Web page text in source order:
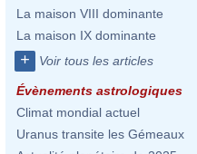
La maison VIII dominante
La maison IX dominante
+ Voir tous les articles
Évènements astrologiques
Climat mondial actuel
Uranus transite les Gémeaux